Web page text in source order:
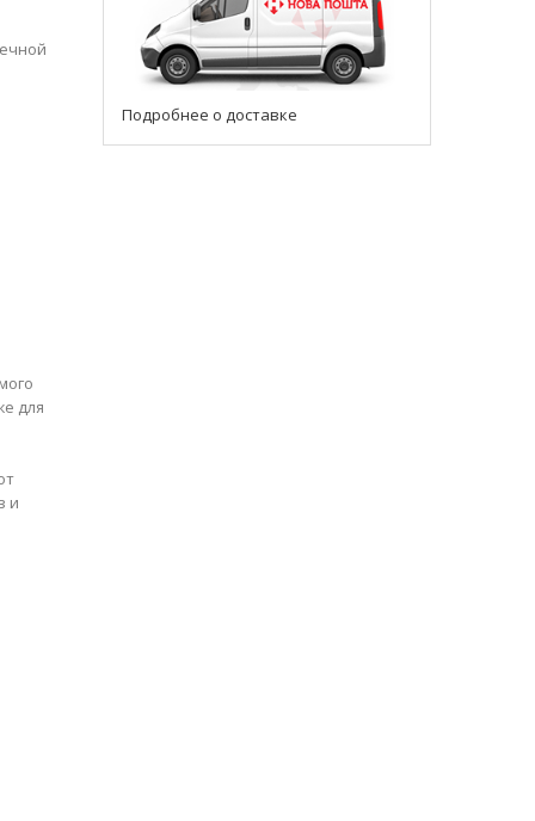
для
и
Подробнее о доставке